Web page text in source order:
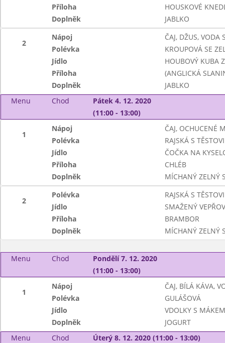
Příloha
HOUSKOVÉ
Doplněk
JABLKO
2
Nápoj
ČAJ, DŽUS, VODA
Polévka
KROUPOVÁ SE
Jídlo
HOUBOVÝ KUBA
Příloha
(ANGLICKÁ
Doplněk
JABLKO
Menu
Chod
Pátek 4. 12. 2020
(11:00 - 13:00)
1
Nápoj
ČAJ, OCHUCENÉ
Polévka
RAJSKÁ S
Jídlo
ČOČKA NA
Příloha
CHLÉB
Doplněk
MÍCHANÝ ZELNÝ
2
Polévka
RAJSKÁ S
Jídlo
SMAŽENÝ
Příloha
BRAMBOR
Doplněk
MÍCHANÝ ZELNÝ
Menu Chod
Pondělí 7. 12. 2020
(11:00 - 13:00)
1
Nápoj
ČAJ, BÍLÁ KÁVA,
Polévka
GULÁŠOVÁ
Jídlo
VDOLKY S MÁKEM
Doplněk
JOGURT
Menu
Chod Úterý 8. 12. 2020 (11:00 - 13:00)